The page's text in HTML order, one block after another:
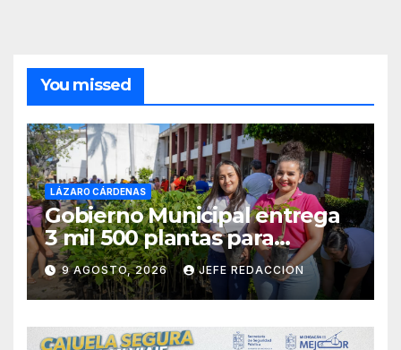
You missed
LÁZARO CÁRDENAS
Gobierno Municipal entrega
3 mil 500 plantas para
sumarse a la Jornada
Nacional de Reforestación
9 AGOSTO, 2026 JEFE REDACCION